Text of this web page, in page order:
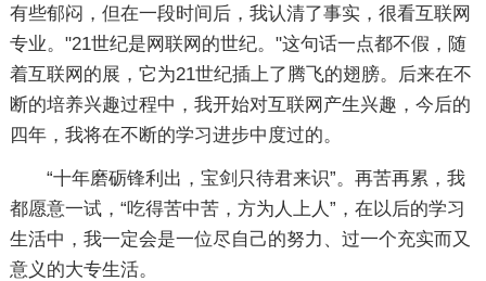
有些郁闷，但在一段时间后，我认清了事实，很看互联网
专业。"21世纪是网联网的世纪。"这句话一点都不假，随
着互联网的展，它为21世纪插上了腾飞的翅膀。后来在不
断的培养兴趣过程中，我开始对互联网产生兴趣，今后的
四年，我将在不断的学习进步中度过的。
“十年磨砺锋利出，宝剑只待君来识”。再苦再累，我
都愿意一试，“吃得苦中苦，方为人上人”，在以后的学习
生活中，我一定会是一位尽自己的努力、过一个充实而又
意义的大专生活。